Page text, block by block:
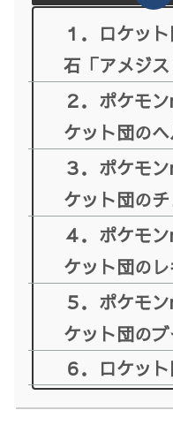
１．ロケッ
石「アメジス
２．ポケモ
ケット団のヘ
３．ポケモ
ケット団のチ
４．ポケモ
ケット団のレ
５．ポケモ
ケット団のブ
６．ロケッ